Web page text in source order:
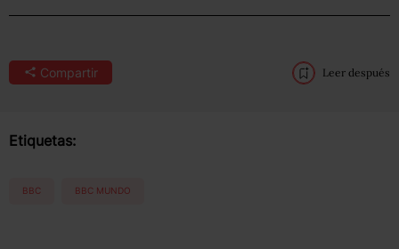
Compartir Leer después
Etiquetas:
BBC BBC MUNDO